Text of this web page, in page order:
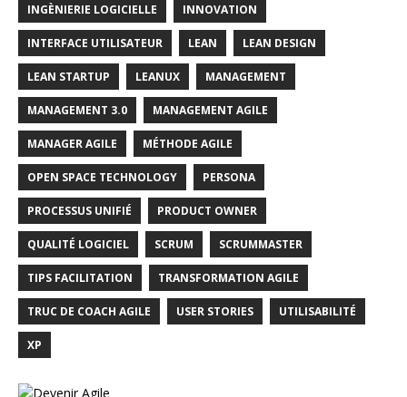
INGÈNIERIE LOGICIELLE INNOVATION
INTERFACE UTILISATEUR LEAN LEAN DESIGN
LEAN STARTUP LEANUX MANAGEMENT
MANAGEMENT 3.0 MANAGEMENT AGILE
MANAGER AGILE MÉTHODE AGILE
OPEN SPACE TECHNOLOGY PERSONA
PROCESSUS UNIFIÉ PRODUCT OWNER
QUALITÉ LOGICIEL SCRUM SCRUMMASTER
TIPS FACILITATION TRANSFORMATION AGILE
TRUC DE COACH AGILE USER STORIES UTILISABILITÉ
XP